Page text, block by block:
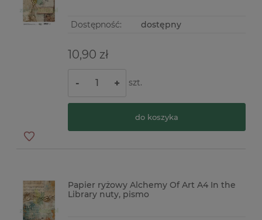
Dostępność: dostępny
10,90 zł
- + szt.
do koszyka
Papier ryżowy Alchemy Of Art A4 In the
Library nuty, pismo